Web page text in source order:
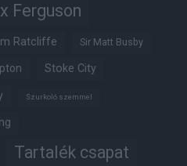
Ferguson
Ratcliffe Sir Matt Busby
Stoke City
Szurkoló szemmel
Tartalék csapat